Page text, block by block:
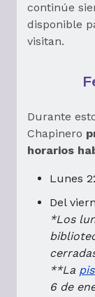
continúe
disponible
visitan.
Durante
Chapinero
horarios
Lunes
Del
*Los
**La
6 de